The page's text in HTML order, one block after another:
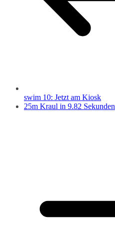
swim 10: Jetzt am Kiosk
25m Kraul in 9.82 Sekunden